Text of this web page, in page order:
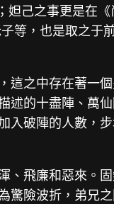
妲己之事更是在
等，也是取之于
這之中存在著一
述的十盡陣、萬
入破陣的人數，
、飛廉和惡來。
驚險波折，弟兄